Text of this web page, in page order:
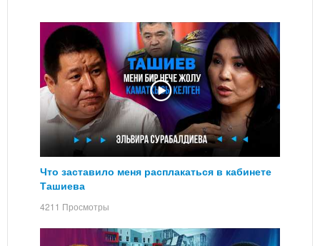
Что заставило меня расплакаться в кабинете
Ташиева
4211 Просмотры